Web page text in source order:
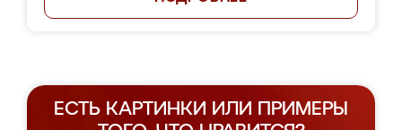
ЕСТЬ КАРТИНКИ ИЛИ ПРИМЕРЫ